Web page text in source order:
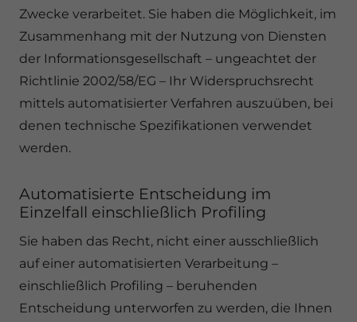
Zwecke verarbeitet. Sie haben die Möglichkeit, im
Zusammenhang mit der Nutzung von Diensten
der Informationsgesellschaft – ungeachtet der
Richtlinie 2002/58/EG – Ihr Widerspruchsrecht
mittels automatisierter Verfahren auszuüben, bei
denen technische Spezifikationen verwendet
werden.
Automatisierte Entscheidung im
Einzelfall einschließlich Profiling
Sie haben das Recht, nicht einer ausschließlich
auf einer automatisierten Verarbeitung –
einschließlich Profiling – beruhenden
Entscheidung unterworfen zu werden, die Ihnen